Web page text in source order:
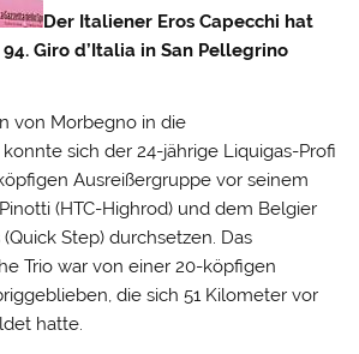
Der Italiener Eros Capecchi hat
Giro d’Italia in San Pellegrino
von Morbegno in die
sich der 24-jährige Liquigas-Profi
Ausreißergruppe vor seinem
(HTC-Highrod) und dem Belgier
Step) durchsetzen. Das
Trio war von einer 20-köpfigen
die sich 51 Kilometer vor
hatte.